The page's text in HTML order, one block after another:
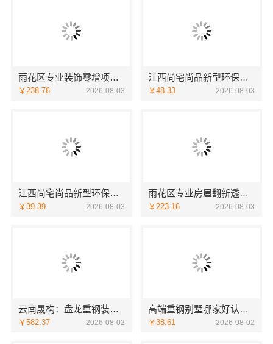
雨花区专业装饰零增项承诺-创益讯建筑
￥238.76 2026-08-03
江西尚宅尚品新型环保材料有限公司—南昌环保全屋定制口碑好
￥48.33 2026-08-03
江西尚宅尚品新型环保材料有限公司-南昌全屋定制现代风格施工队
￥39.39 2026-08-03
雨花区专业房屋翻新透明施工创益讯
￥223.16 2026-08-03
云南晟构：盘龙重钢装配式别墅保温隔热
￥582.37 2026-08-02
高端重钢别墅哪家好认准中蓝建投北京建设有限公司四川
￥38.61 2026-08-02